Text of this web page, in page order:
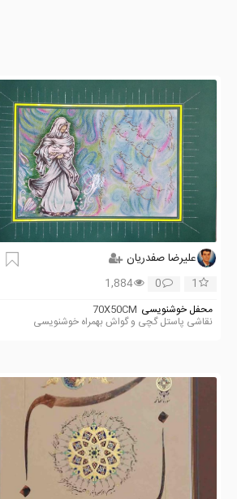
علیرضا صفدریان
1
0
1,884
محفل خوشنویسی 70X50CM
نقاشی پاستل گچی و گواش بهمراه خوشنویسی